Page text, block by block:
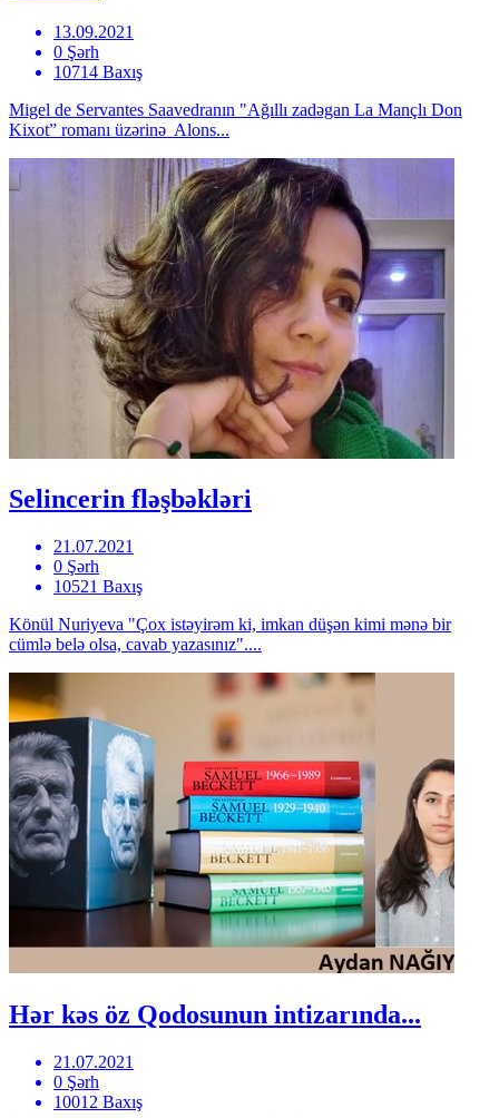
13.09.2021
0 Şərh
10714 Baxış
Migel de Servantes Saavedranın "Ağıllı zadəgan La Mançlı Don
Kixot” romanı üzərinə Alons...
Selincerin fləşbəkləri
21.07.2021
0 Şərh
10521 Baxış
Könül Nuriyeva "Çox istəyirəm ki, imkan düşən kimi mənə bir
cümlə belə olsa, cavab yazasınız"....
Hər kəs öz Qodosunun intizarında...
21.07.2021
0 Şərh
10012 Baxış